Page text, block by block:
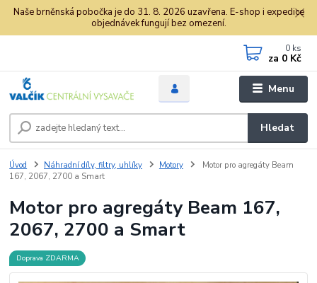
Naše brněnská pobočka je do 31. 8. 2026 uzavřena. E-shop i expedice
objednávek fungují bez omezení.
Menu
Hledat
0 ks
za 0 Kč
Úvod Náhradní díly, filtry, uhlíky Motory
Motor pro agregáty Beam
167, 2067, 2700 a Smart
Motor pro agregáty Beam 167,
2067, 2700 a Smart
Doprava ZDARMA